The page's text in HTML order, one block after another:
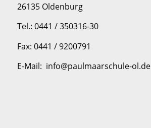
26135 Oldenburg
Tel.: 0441 / 350316-30
Fax: 0441 / 9200791
E-Mail: info@paulmaarschule-ol.de